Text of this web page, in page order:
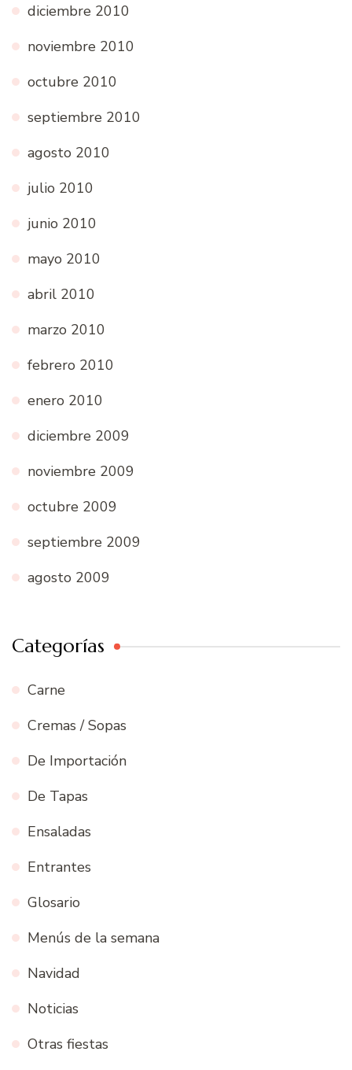
diciembre 2010
noviembre 2010
octubre 2010
septiembre 2010
agosto 2010
julio 2010
junio 2010
mayo 2010
abril 2010
marzo 2010
febrero 2010
enero 2010
diciembre 2009
noviembre 2009
octubre 2009
septiembre 2009
agosto 2009
Categorías
Carne
Cremas / Sopas
De Importación
De Tapas
Ensaladas
Entrantes
Glosario
Menús de la semana
Navidad
Noticias
Otras fiestas